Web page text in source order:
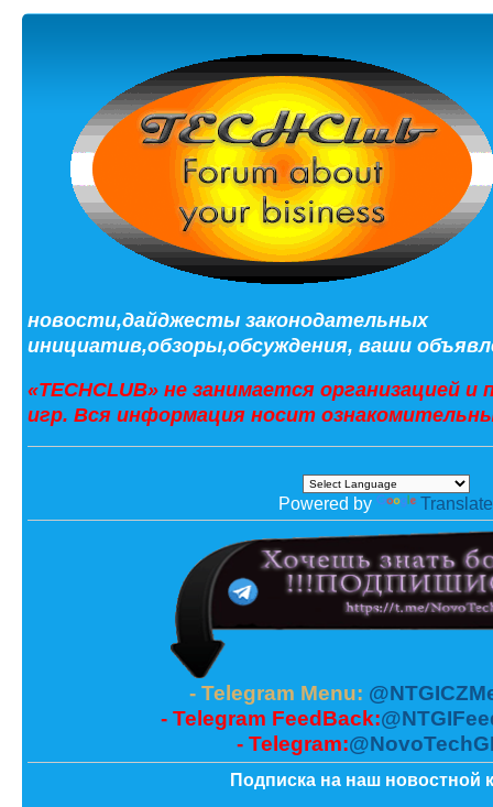
новости,дайджесты законодательных
инициатив,обзоры,обсуждения, ваши
«TECHCLUB» не занимается организацией
игр. Вся информация носит
Powered by Translate
- Telegram Menu:
- Telegram FeedBack:
- Telegram:
Подписка на наш новостной